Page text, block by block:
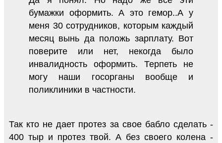
бумажки оформить. А это гемор..А у
меня 30 сотрудников, которым каждый
месяц вынь да положь зарплату. Вот
поверите или нет, некогда было
инвалидность оформить. Терпеть не
могу наши госорганы вообще и
поликлиники в частности.
Так кто не дает протез за свое бабло сделать -
400 тыр и протез твой. А без своего колена -